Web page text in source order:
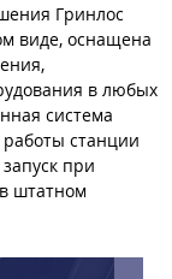
Гринлос
виде, оснащена
в любых
система
станции
при
штатном